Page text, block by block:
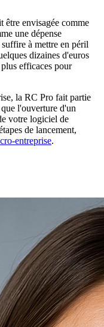
être envisagée comme
une dépense
à mettre en péril
dizaines d'euros
efficaces pour
la RC Pro fait partie
l'ouverture d'un
votre logiciel de
de lancement,
entreprise.